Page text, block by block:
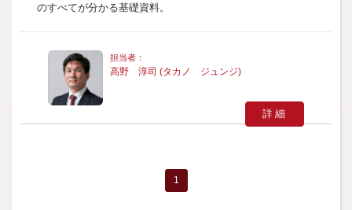
のすべてが分かる基礎資料。
高野 淳司 (タカノ ジュンジ)
詳細
1